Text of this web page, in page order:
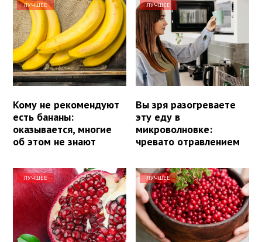
ЛУЧШЕЕ
Кому не рекомендуют
есть бананы:
оказывается, многие
об этом не знают
ЛУЧШЕЕ
Вы зря разогреваете
эту еду в
микроволновке:
чревато отравлением
ЛУЧШЕЕ ЛУЧШЕЕ